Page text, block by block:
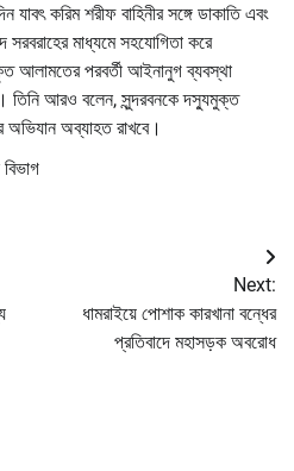
যাবৎ করিম শরীফ বাহিনীর সঙ্গে ডাকাতি এবং
মাধ্যমে সহযোগিতা করে
পরবর্তী আইনানুগ ব্যবস্থা
তিনি আরও বলেন, সুন্দরবনকে দস্যুমুক্ত
অব্যাহত রাখবে।
বিভাগ
Next:
ধামরাইয়ে পোশাক কারখানা বন্ধের
প্রতিবাদে মহাসড়ক অবরোধ